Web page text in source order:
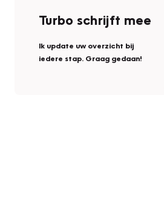
Turbo schrijft mee
Ik update uw overzicht bij
iedere stap. Graag gedaan!